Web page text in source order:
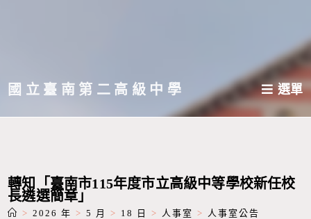
主國立臺南第二高級中學 選單
轉知「臺南市115年度市立高級中等學校新任校
長遴選簡章」
> 2026 年 > 5 月 > 18 日 > 人事室 > 人事室公告